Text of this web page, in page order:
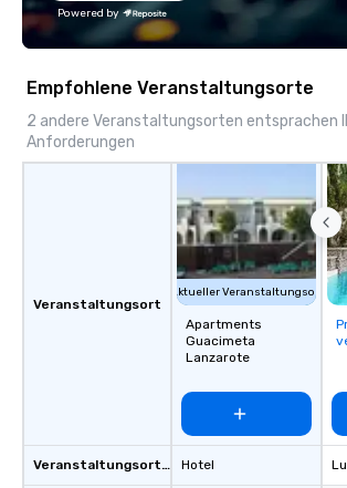
experience is personalized, efficient,
and unforgettable. From Lisbon to
Portugal Views DMC crafts unique and
immersive journeys designed to meet
the needs of discerning clients.
Powered by
Empfohlene Veranstaltungsorte
2 andere Veranstaltungsorten entsprachen
Anforderungen
Veranstaltungsort
Veranstaltungsortstyp
Aktueller Veranstaltungsort
Apartments
Guacimeta
Lanzarote
Hotel